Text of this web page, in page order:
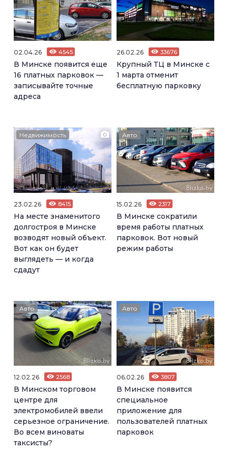
02.04.26 4545
В Минске появится еще
16 платных парковок —
записывайте точные
адреса
26.02.26 33676
Крупный ТЦ в Минске с
1 марта отменит
бесплатную парковку
Недвижимость
23.02.26 8415
На месте знаменитого
долгостроя в Минске
возводят новый объект.
Вот как он будет
выглядеть — и когда
сдадут
Авто
15.02.26 2317
В Минске сократили
время работы платных
парковок. Вот новый
режим работы
Авто
12.02.26 2568
В Минском торговом
центре для
электромобилей ввели
серьезное ограничение.
Во всем виноваты
таксисты?
Авто
06.02.26 3807
В Минске появится
специальное
приложение для
пользователей платных
парковок